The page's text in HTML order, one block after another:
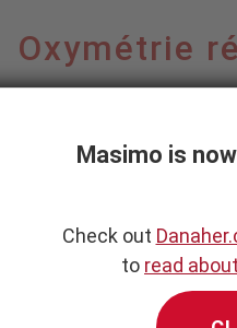
Oxymétrie
innovantes qui
de cliniciens et de
sur les technologies
Masimo is
Check out
to read